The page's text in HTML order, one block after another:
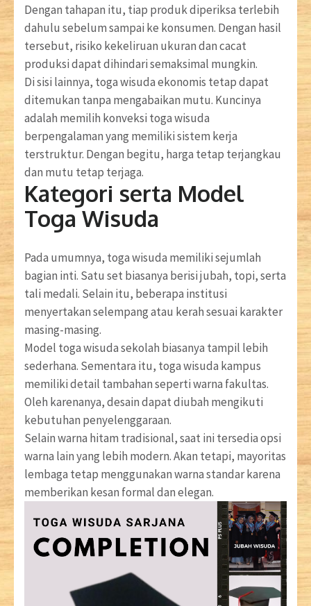
Dengan tahapan itu, tiap produk diperiksa terlebih
dahulu sebelum sampai ke konsumen. Dengan hasil
tersebut, risiko kekeliruan ukuran dan cacat
produksi dapat dihindari semaksimal mungkin.
Di sisi lainnya, toga wisuda ekonomis tetap dapat
ditemukan tanpa mengabaikan mutu. Kuncinya
adalah memilih konveksi toga wisuda
berpengalaman yang memiliki sistem kerja
terstruktur. Dengan begitu, harga tetap terjangkau
dan mutu tetap terjaga.
Kategori serta Model
Toga Wisuda
Pada umumnya, toga wisuda memiliki sejumlah
bagian inti. Satu set biasanya berisi jubah, topi, serta
tali medali. Selain itu, beberapa institusi
menyertakan selempang atau kerah sesuai karakter
masing-masing.
Model toga wisuda sekolah biasanya tampil lebih
sederhana. Sementara itu, toga wisuda kampus
memiliki detail tambahan seperti warna fakultas.
Oleh karenanya, desain dapat diubah mengikuti
kebutuhan penyelenggaraan.
Selain warna hitam tradisional, saat ini tersedia opsi
warna lain yang lebih modern. Akan tetapi, mayoritas
lembaga tetap menggunakan warna standar karena
memberikan kesan formal dan elegan.